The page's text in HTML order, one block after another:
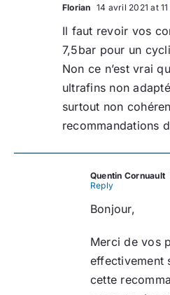
Florian 14 avril 2021 at
Il faut revoir vos
7,5bar pour un
Non ce n’est vrai
ultrafins non
surtout non
recommandations
Quentin Cornuault
Reply
Bonjour,
Merci de vos
effectivement
cette